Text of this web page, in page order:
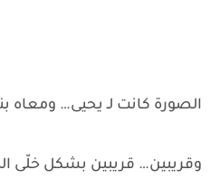
الصورة كانت لـ يحيى… ومعاه
وقريبين… قريبين بشكل خلّى